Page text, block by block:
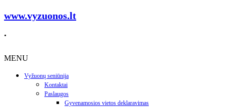
www.vyzuonos.lt
.
MENU
Vyžuonų seniūnija
Kontaktai
Paslaugos
Gyvenamosios vietos deklaravimas